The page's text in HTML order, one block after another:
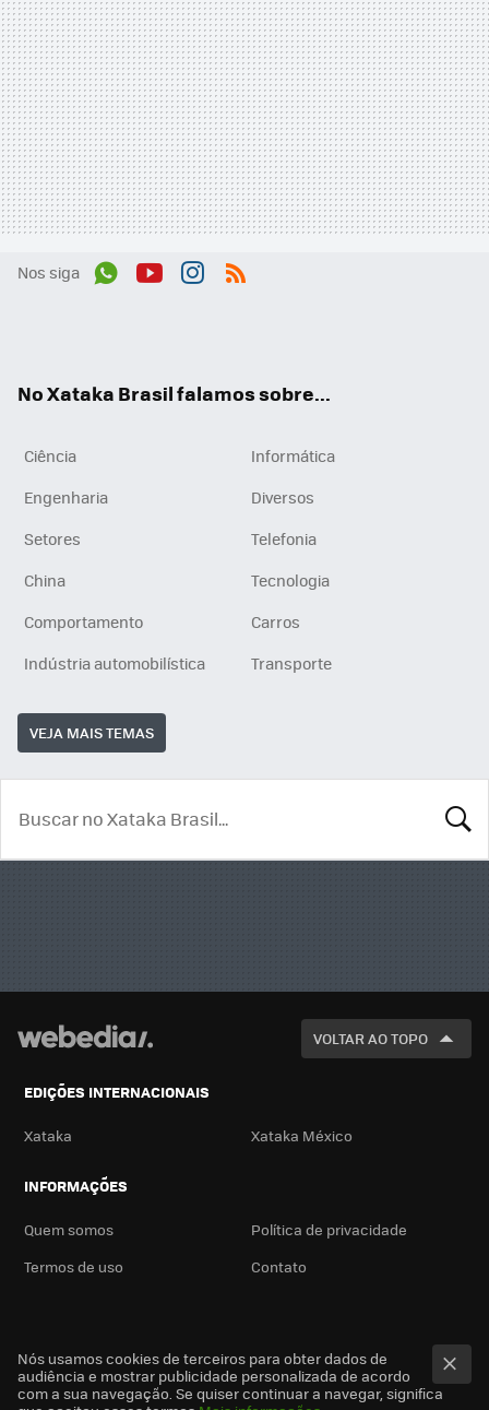
Nos siga
No Xataka Brasil falamos sobre...
Ciência
Informática
Engenharia
Diversos
Setores
Telefonia
China
Tecnologia
Comportamento
Carros
Indústria automobilística
Transporte
VEJA MAIS TEMAS
VOLTAR AO TOPO
EDIÇÕES INTERNACIONAIS
Xataka Xataka México
INFORMAÇÕES
Quem somos
Política de privacidade
Termos de uso
Contato
Nós usamos cookies de terceiros para obter dados de
audiência e mostrar publicidade personalizada de acordo
com a sua navegação. Se quiser continuar a navegar, significa